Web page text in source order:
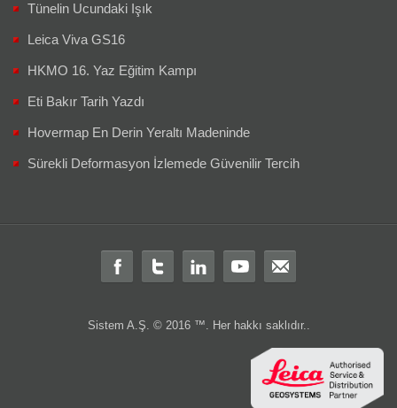
Tünelin Ucundaki Işık
Leica Viva GS16
HKMO 16. Yaz Eğitim Kampı
Eti Bakır Tarih Yazdı
Hovermap En Derin Yeraltı Madeninde
Sürekli Deformasyon İzlemede Güvenilir Tercih
Sistem A.Ş. © 2016 ™. Her hakkı saklıdır..